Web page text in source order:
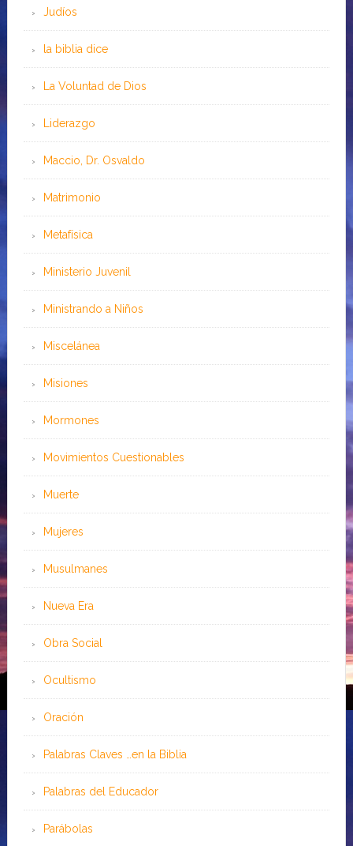
Judíos
la biblia dice
La Voluntad de Dios
Liderazgo
Maccio, Dr. Osvaldo
Matrimonio
Metafísica
Ministerio Juvenil
Ministrando a Niños
Miscelánea
Misiones
Mormones
Movimientos Cuestionables
Muerte
Mujeres
Musulmanes
Nueva Era
Obra Social
Ocultismo
Oración
Palabras Claves …en la Biblia
Palabras del Educador
Parábolas